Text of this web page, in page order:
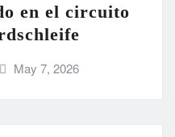
en el circuito
May 7, 2026